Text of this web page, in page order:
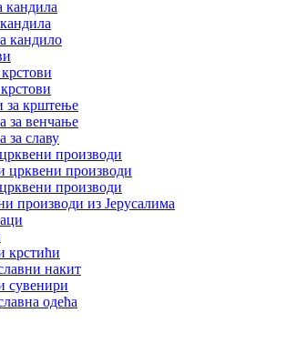
кандила
кандило
за крштење
за венчање
за славу
производи
црквени производи
производи
производи из Јерусалима
крстићи
накит
сувенири
одећа